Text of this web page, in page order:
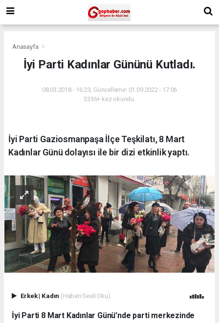
Anasayfa
İyi Parti Kadınlar Gününü Kutladı.
08.03.2018 - 16:23, Güncelleme: 01.09.2022 - 17:06
3336+ kez okundu.
İyi Parti Gaziosmanpaşa İlçe Teşkilatı, 8 Mart
Kadınlar Günü dolayısı ile bir dizi etkinlik yaptı.
Erkek| Kadın (Haberi Sesli Oku)
İyi Parti 8 Mart Kadınlar Günü’nde parti merkezinde